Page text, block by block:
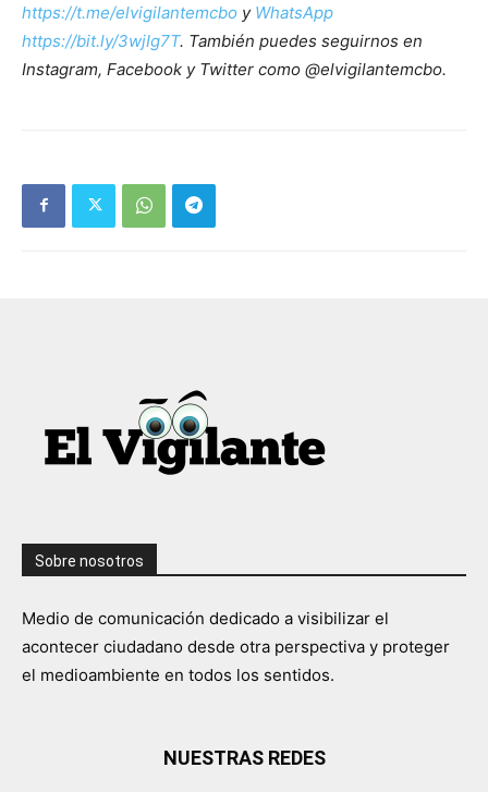
https://t.me/elvigilantemcbo y WhatsApp
https://bit.ly/3wjIg7T. También puedes seguirnos en
Instagram, Facebook y Twitter como @elvigilantemcbo.
Sobre nosotros
Medio de comunicación dedicado a visibilizar el
acontecer ciudadano desde otra perspectiva y proteger
el medioambiente en todos los sentidos.
NUESTRAS REDES